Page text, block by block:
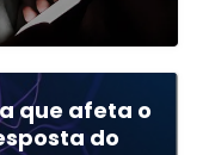
que afeta o
do